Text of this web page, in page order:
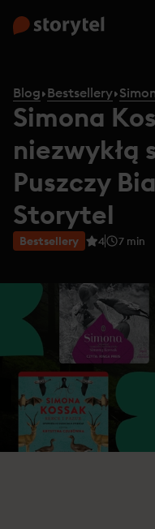
Blog Bestsellery
Simona
niezwykłą
Puszczy
Storytel
Bestsellery 4 7 min